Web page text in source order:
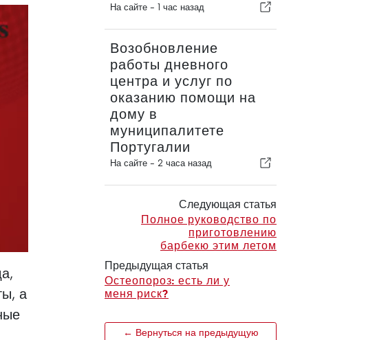
а
На сайте - 1 час назад
Возобновление
работы дневного
центра и услуг по
оказанию помощи на
дому в
муниципалитете
Португалии
На сайте - 2 часа назад
Следующая статья
Полное руководство по
приготовлению
барбекю этим летом
Предыдущая статья
Остеопороз: есть ли у
меня риск?
← Вернуться на предыдущую